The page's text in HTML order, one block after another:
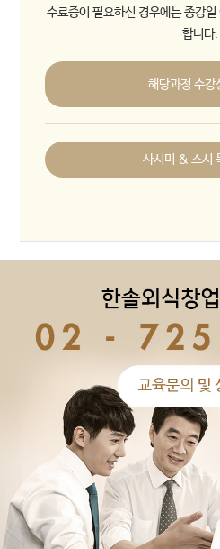
수료증이 필요하신 경우에는 종강
합니다.
해당과정 수강
사시미 & 스시